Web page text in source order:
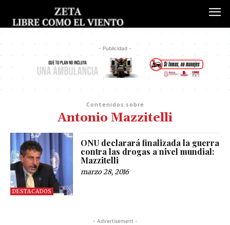
- Publicidad -
Contenidos sobre
Antonio Mazzitelli
DESTACADOS
ONU declarará finalizada la guerra
contra las drogas a nivel mundial:
Mazzitelli
marzo 28, 2016
- Advertisement -